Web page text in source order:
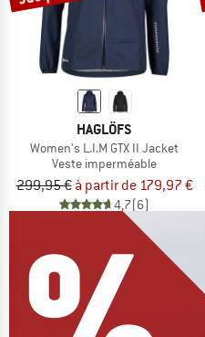
HAGLÖFS
Women's L.I.M GTX II Jacket
Veste imperméable
299,95 € à partir de 179,97 €
4,7(6)